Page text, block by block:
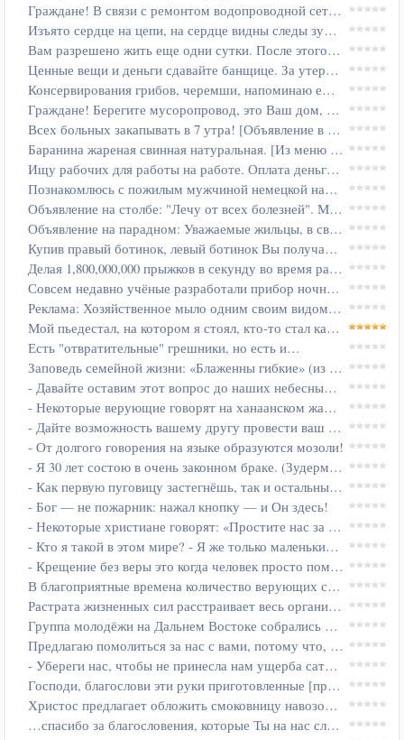
Граждане! В связи с ремонтом водопроводной сети в доме 23 января не…
Изъято сердце на цепи, на сердце видны следы зубов. [Из протокола…
Вам разрешено жить еще одни сутки. После этого ничем вам помочь не…
Ценные вещи и деньги сдавайте банщице. За утерянные вещи банщица не…
Консервирования грибов, черемши, напоминаю еще раз, очень опасно…
Граждане! Берегите мусоропровод, это Ваш дом, в котором Вы живете…
Всех больных закапывать в 7 утра! [Объявление в глазном отделении]
Баранина жареная свинная натуральная. [Из меню ресторана]
Ищу рабочих для работы на работе. Оплата деньгами.
Познакомлюсь с пожилым мужчиной немецкой национальности. Отомщу за…
Объявление на столбе: "Лечу от всех болезней". Мимо…
Объявление на парадном: Уважаемые жильцы, в связи с неожиданно…
Купив правый ботинок, левый ботинок Вы получаете - бесплатно!
Делая 1,800,000,000 прыжков в секунду во время разговора, Вы рискуете…
Совсем недавно учёные разработали прибор ночного видения на…
Реклама: Хозяйственное мыло одним своим видом убивает любые бактерии!
Мой пьедестал, на котором я стоял, кто-то стал карябать (об…
Есть "отвратительные" грешники, но есть и…
Заповедь семейной жизни: «Блаженны гибкие» (из книги Л. Самрала…
- Давайте оставим этот вопрос до наших небесных встреч!
- Некоторые верующие говорят на ханаанском жаргоне.
- Дайте возможность вашему другу провести ваш техосмотр!
- От долгого говорения на языке образуются мозоли!
- Я 30 лет состою в очень законном браке. (Зудерман Б. Я.)
- Как первую пуговицу застегнёшь, так и остальные смотреться будут.
- Бог — не пожарник: нажал кнопку — и Он здесь!
- Некоторые христиане говорят: «Простите нас за то, что мы есть».
- Кто я такой в этом мире? - Я же только маленький фитилёчек!
- Крещение без веры это когда человек просто помылся ещё один раз.
В благоприятные времена количество верующих стремительно растет…
Растрата жизненных сил расстраивает весь организм...
Группа молодёжи на Дальнем Востоке собрались в однодневную вылазку на…
Предлагаю помолиться за нас с вами, потому что, если бы нас с вами не…
- Убереги нас, чтобы не принесла нам ущерба сатана…
Господи, благослови эти руки приготовленные [приготовившие] нам…
Христос предлагает обложить смоковницу навозом. Помолимся: Господи…
…спасибо за благословения, которые Ты на нас сливаешь……